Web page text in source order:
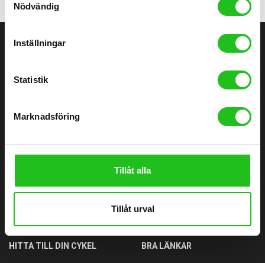
Nödvändig
Inställningar
Statistik
Marknadsföring
Tillåt alla
Tillåt urval
Älvängens Cykel erbjuder kvalitetscyklar och service sedan 1949.
Besök butiken i Älvängen eller handla enkelt online – alltid med
professionell montering och stort utbud.
0760051796
Göteborgsvägen 58, 446 32 Älvängen
HITTA TILL DIN CYKEL BRA LÄNKAR